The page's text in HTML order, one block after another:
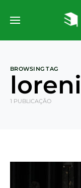
BROWSING TAG
1 PUBLICAÇÃO